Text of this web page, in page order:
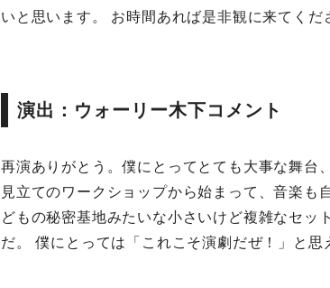
いと思います。 お時間あれば是非観に来てくだ
演出：ウォーリー木下コメント
再演ありがとう。僕にとってとても大事な舞台
見立てのワークショップから始まって、音楽
どもの秘密基地みたいな小さいけど複雑なセッ
だ。 僕にとっては「これこそ演劇だぜ！」と